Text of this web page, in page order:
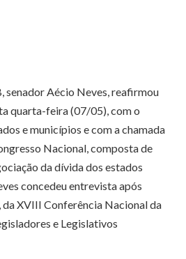
senador Aécio Neves, reafirmou
quarta-feira (07/05), com o
e municípios e com a chamada
Nacional, composta de
da dívida dos estados
concedeu entrevista após
XVIII Conferência Nacional da
e Legislativos